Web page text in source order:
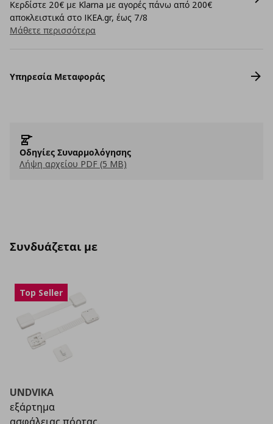
Κερδίστε 20€ με Klarna με αγορές πάνω από 200€
αποκλειστικά στο IKEA.gr, έως 7/8
Μάθετε περισσότερα
Υπηρεσία Μεταφοράς
Οδηγίες Συναρμολόγησης
Λήψη αρχείου PDF (5 MB)
Συνδυάζεται με
Top Seller
UNDVIKA
εξάρτημα